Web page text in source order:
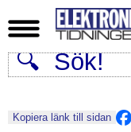
Kopiera länk till sidan